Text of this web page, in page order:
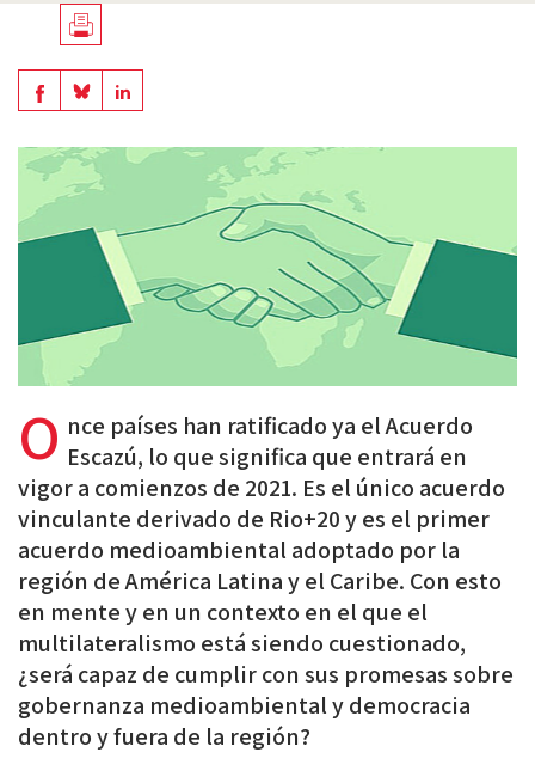
Télécharger
en
Share
on
Facebook
Share
BlueSky
Share
Linkedin
O nce países han ratificado ya el Acuerdo
Escazú, lo que significa que entrará en
vigor a comienzos de 2021. Es el único acuerdo
vinculante derivado de Rio+20 y es el primer
acuerdo medioambiental adoptado por la
región de América Latina y el Caribe. Con esto
en mente y en un contexto en el que el
multilateralismo está siendo cuestionado,
¿será capaz de cumplir con sus promesas sobre
gobernanza medioambiental y democracia
dentro y fuera de la región?